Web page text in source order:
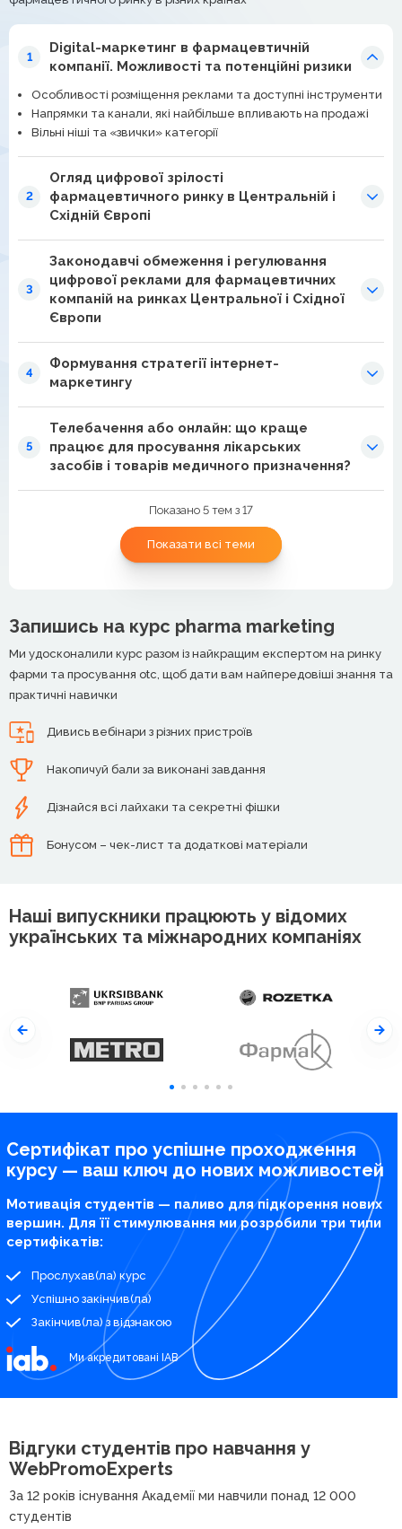
1
Digital-маркетинг в фармацевтичній
компанії. Можливості та потенційні ризики
Особливості розміщення реклами та доступні інструменти
Напрямки та канали, які найбільше впливають на продажі
Вільні ніші та «звички» категорії
2
Огляд цифрової зрілості
фармацевтичного ринку в Центральній і
Східній Європі
3
Законодавчі обмеження і регулювання
цифрової реклами для фармацевтичних
компаній на ринках Центральної і Східної
Європи
4
Формування стратегії інтернет-
маркетингу
5
Телебачення або онлайн: що краще
працює для просування лікарських
засобів і товарів медичного призначення?
Показано 5 тем з 17
Показати всі теми
Запишись на курс pharma marketing
Ми удосконалили курс разом із найкращим експертом на ринку
фарми та просування otc, щоб дати вам найпередовіші знання та
практичні навички
Дивись вебінари з різних пристроїв
Накопичуй бали за виконані завдання
Дізнайся всі лайхаки та секретні фішки
Бонусом – чек-лист та додаткові матеріали
Наші випускники працюють у відомих
українських та міжнародних компаніях
Сертифікат про успішне проходження
курсу — ваш ключ до нових можливостей
Мотивація студентів — паливо для підкорення нових
вершин. Для її стимулювання ми розробили три типи
сертифікатів:
Прослухав(ла) курс
Успішно закінчив(ла)
Закінчив(ла) з відзнакою
Ми акредитовані IAB
Відгуки студентів про навчання у
WebPromoExperts
За 12 років існування Академії ми навчили понад 12 000
студентів